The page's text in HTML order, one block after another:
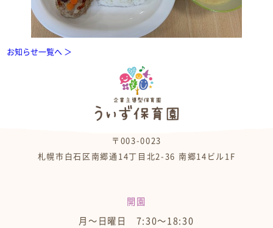
お知らせ一覧へ ＞
〒003-0023
札幌市白石区南郷通14丁目北2-36 南郷14ビル1F
開園
月～日曜日 7:30～18:30